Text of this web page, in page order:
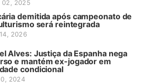
02, 2025
demitida após campeonato de
será reintegrada
2026
Alves: Justiça da Espanha nega
e mantém ex-jogador em
condicional
2024